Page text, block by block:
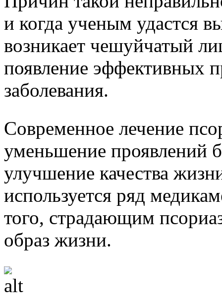
и когда ученым удастся
возникает чешуйчатый
появление эффективных
заболевания.
Современное лечение
уменьшение проявлений
улучшение качества
используется ряд
того, страдающим
образ жизни.